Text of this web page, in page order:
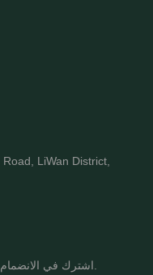
LiWan District,